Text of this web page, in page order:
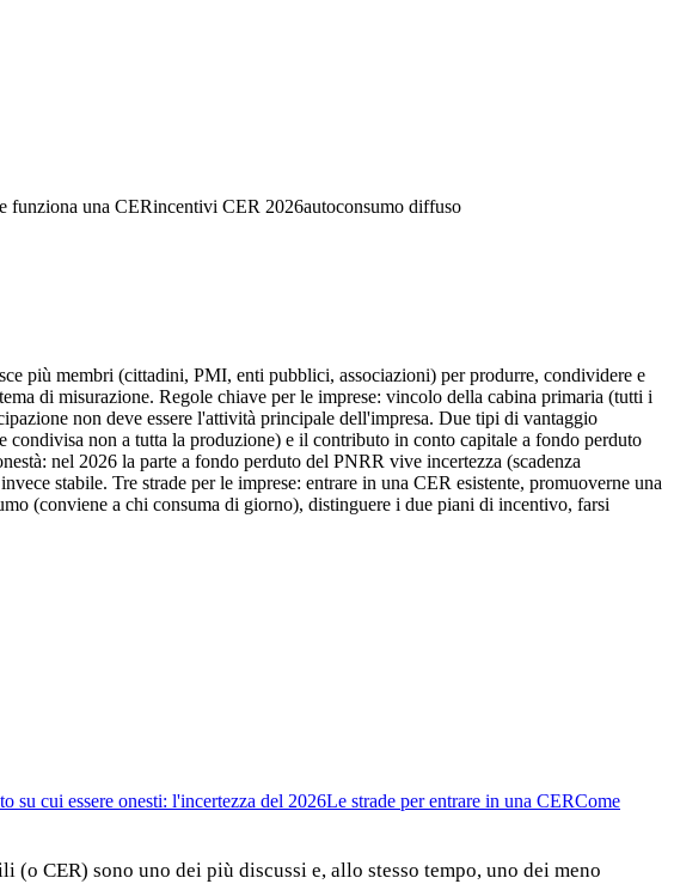
funziona una CERincentivi CER 2026autoconsumo diffuso
più membri (cittadini, PMI, enti pubblici, associazioni) per produrre, condividere e
di misurazione. Regole chiave per le imprese: vincolo della cabina primaria (tutti i
non deve essere l'attività principale dell'impresa. Due tipi di vantaggio
non a tutta la produzione) e il contributo in conto capitale a fondo perduto
nel 2026 la parte a fondo perduto del PNRR vive incertezza (scadenza
stabile. Tre strade per le imprese: entrare in una CER esistente, promuoverne una
(conviene a chi consuma di giorno), distinguere i due piani di incentivo, farsi
su cui essere onesti: l'incertezza del 2026Le strade per entrare in una CERCome
CER) sono uno dei più discussi e, allo stesso tempo, uno dei meno